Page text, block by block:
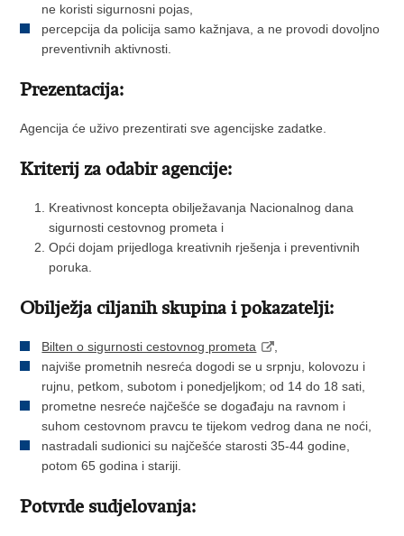
ne koristi sigurnosni pojas,
percepcija da policija samo kažnjava, a ne provodi dovoljno
preventivnih aktivnosti.
Prezentacija:
Agencija će uživo prezentirati sve agencijske zadatke.
Kriterij za odabir agencije:
Kreativnost koncepta obilježavanja Nacionalnog dana
sigurnosti cestovnog prometa i
Opći dojam prijedloga kreativnih rješenja i preventivnih
poruka.
Obilježja ciljanih skupina i pokazatelji:
Bilten o sigurnosti cestovnog prometa
najviše prometnih nesreća dogodi se u srpnju, kolovozu i
rujnu, petkom, subotom i ponedjeljkom; od 14 do 18 sati,
prometne nesreće najčešće se događaju na ravnom i
suhom cestovnom pravcu te tijekom vedrog dana ne noći,
nastradali sudionici su najčešće starosti 35-44 godine,
potom 65 godina i stariji.
Potvrde sudjelovanja: